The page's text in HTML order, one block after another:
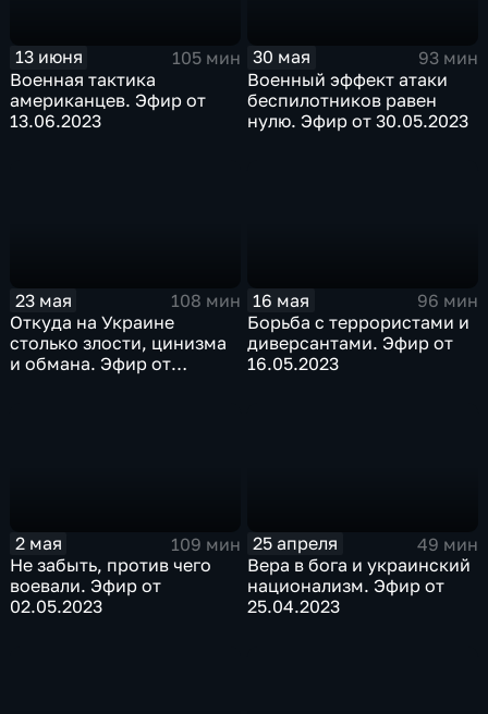
13 июня
105 мин
Военная тактика
американцев. Эфир от
13.06.2023
30 мая
93 мин
Военный эффект атаки
беспилотников равен
нулю. Эфир от 30.05.2023
23 мая
108 мин
Откуда на Украине
столько злости, цинизма
и обмана. Эфир от
16 мая
96 мин
Борьба с террористами и
диверсантами. Эфир от
16.05.2023
2 мая
109 мин
Не забыть, против чего
воевали. Эфир от
02.05.2023
25 апреля
49 мин
Вера в бога и украинский
национализм. Эфир от
25.04.2023